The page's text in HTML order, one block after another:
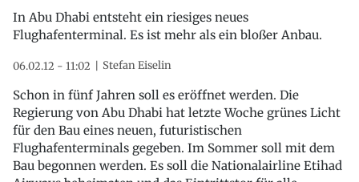
In Abu Dhabi entsteht ein riesiges neues
Flughafenterminal. Es ist mehr als ein bloßer Anbau.
06.02.12 - 11:02 Stefan Eiselin
Schon in fünf Jahren soll es eröffnet werden. Die
Regierung von Abu Dhabi hat letzte Woche grünes Licht
für den Bau eines neuen, futuristischen
Flughafenterminals gegeben. Im Sommer soll mit dem
Bau begonnen werden. Es soll die Nationalairline Etihad